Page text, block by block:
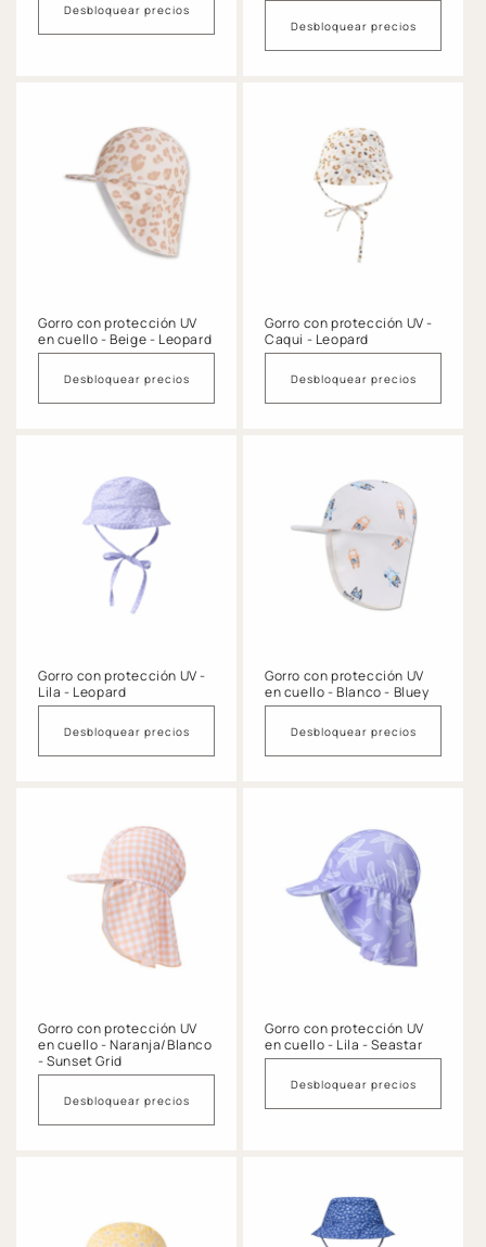
Desbloquear precios
Desbloquear precios
Gorro con protección UV
en cuello - Beige - Leopard
Desbloquear precios
Gorro con protección UV -
Caqui - Leopard
Desbloquear precios
Gorro con protección UV -
Lila - Leopard
Desbloquear precios
Gorro con protección UV
en cuello - Blanco - Bluey
Desbloquear precios
Gorro con protección UV
en cuello - Naranja/Blanco
- Sunset Grid
Desbloquear precios
Gorro con protección UV
en cuello - Lila - Seastar
Desbloquear precios